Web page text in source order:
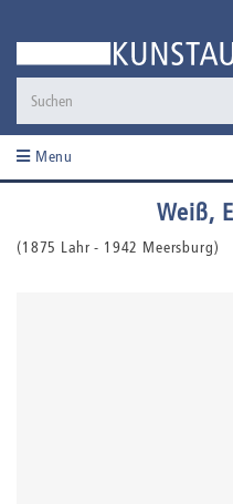
Menu
Weiß,
(1875 Lahr - 1942 Meersburg)